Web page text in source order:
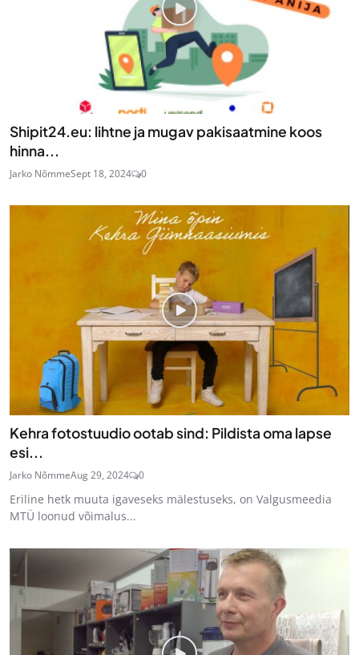
Shipit24.eu: lihtne ja mugav pakisaatmine koos
hinna...
Jarko NõmmeSept 18, 2024 0
Kehra fotostuudio ootab sind: Pildista oma lapse
esi...
Jarko NõmmeAug 29, 2024 0
Eriline hetk muuta igaveseks mälestuseks, on Valgusmeedia
MTÜ loonud võimalus...